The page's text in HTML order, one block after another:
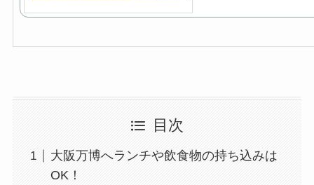
目次
大阪万博へランチや飲食物の持ち込みは
OK！